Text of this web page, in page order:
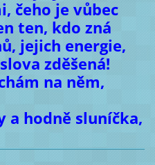
čeho je vůbec
ten, kdo zná
jejich energie,
zděšená!
na něm,
a hodně sluníčka,